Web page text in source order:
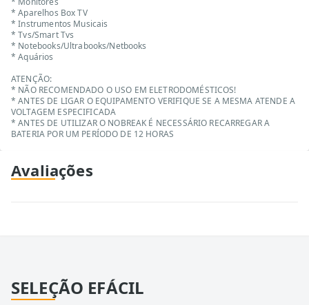
* Aparelhos Box TV
* Instrumentos Musicais
* Tvs/Smart Tvs
* Notebooks/Ultrabooks/Netbooks
* Aquários
ATENÇÃO:
* NÃO RECOMENDADO O USO EM ELETRODOMÉSTICOS!
* ANTES DE LIGAR O EQUIPAMENTO VERIFIQUE SE A MESMA ATENDE A
VOLTAGEM ESPECIFICADA
* ANTES DE UTILIZAR O NOBREAK É NECESSÁRIO RECARREGAR A
BATERIA POR UM PERÍODO DE 12 HORAS
Avaliações
SELEÇÃO EFÁCIL